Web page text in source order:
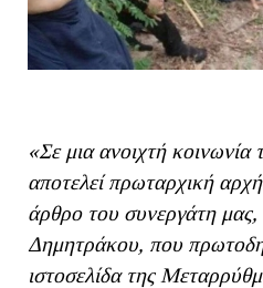
«Σε μια ανοιχτή κοινωνία
αποτελεί πρωταρχική
άρθρο του συνεργάτη
Δημητράκου, που
ιστοσελίδα της